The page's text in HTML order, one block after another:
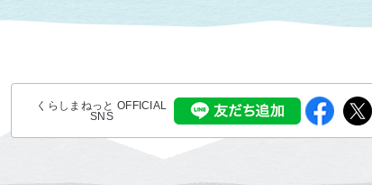
くらしまねっと OFFICIAL
SNS